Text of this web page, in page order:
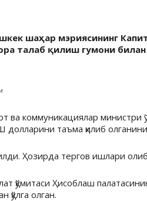
шаҳар мэриясининг
талаб қилиш гумони билан
ва коммуникациялар министри
таъма қилиб
Ҳозирда тергов ишлари
қўмитаси Ҳисоблаш
қўлга олган.